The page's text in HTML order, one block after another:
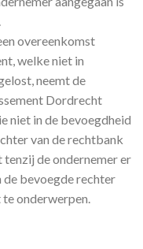
overeenkomst
welke niet in
neemt de
Dordrecht
niet in de bevoegdheid
van de rechtbank
tenzij de ondernemer er
de bevoegde rechter
te onderwerpen.